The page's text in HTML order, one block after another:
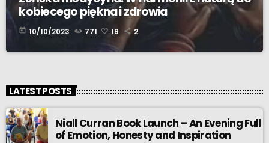
kobiecego piękna i zdrowia
today 10/10/2023 771 19 2
LATEST POSTS
Niall Curran Book Launch – An Evening Full
of Emotion, Honesty and Inspiration